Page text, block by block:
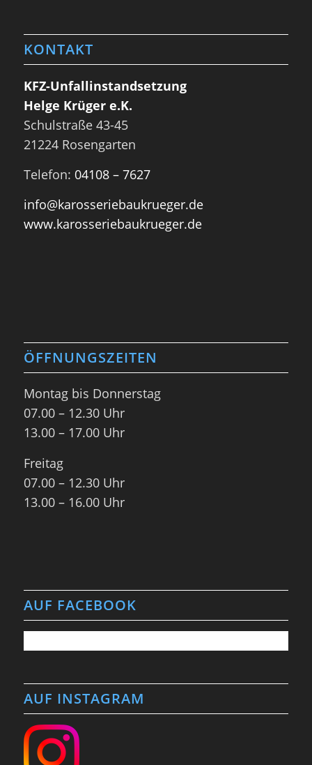
KONTAKT
KFZ-Unfallinstandsetzung
Helge Krüger e.K.
Schulstraße 43-45
21224 Rosengarten
Telefon: 04108 – 7627
info@karosseriebaukrueger.de
www.karosseriebaukrueger.de
ÖFFNUNGSZEITEN
Montag bis Donnerstag
07.00 – 12.30 Uhr
13.00 – 17.00 Uhr
Freitag
07.00 – 12.30 Uhr
13.00 – 16.00 Uhr
AUF FACEBOOK
AUF INSTAGRAM